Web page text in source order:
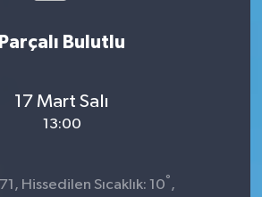
Parçalı Bulutlu
17 Mart Salı
13:00
Hissedilen Sıcaklık: 10° ,